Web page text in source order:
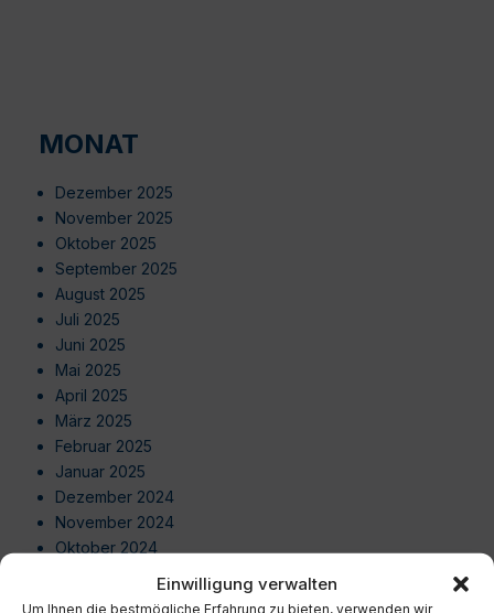
Einwilligung verwalten
Um Ihnen die bestmögliche Erfahrung zu bieten, verwenden wir
MONAT
Dezember 2025
November 2025
Oktober 2025
September 2025
August 2025
Juli 2025
Juni 2025
Mai 2025
April 2025
März 2025
Februar 2025
Januar 2025
Dezember 2024
November 2024
Oktober 2024